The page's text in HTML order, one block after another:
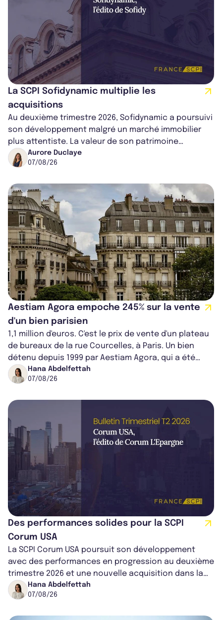
La SCPI Sofidynamic multiplie les
acquisitions
Au deuxième trimestre 2026, Sofidynamic a poursuivi
son développement malgré un marché immobilier
plus attentiste. La valeur de son patrimoine
progresse de 3,8% à périmètre constan...
Aurore Duclaye
07/08/26
Aestiam Agora empoche 245% sur la vente
d'un bien parisien
1,1 million d'euros. C'est le prix de vente d'un plateau
de bureaux de la rue Courcelles, à Paris. Un bien
détenu depuis 1999 par Aestiam Agora, qui a été
cédé avec une plus-value...
Hana Abdelfettah
07/08/26
Des performances solides pour la SCPI
Corum USA
La SCPI Corum USA poursuit son développement
avec des performances en progression au deuxième
trimestre 2026 et une nouvelle acquisition dans la
région de Chicago. Entre hausse de...
Hana Abdelfettah
07/08/26